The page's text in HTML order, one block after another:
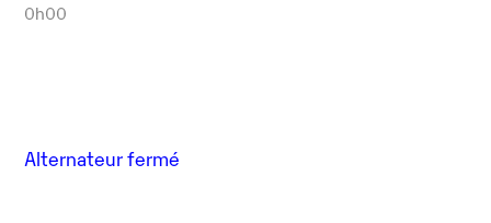
0h00
Alternateur fermé